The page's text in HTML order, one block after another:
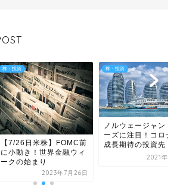
株・投資
【7/26日米株】FOMC前
に小動き！世界金融ウィ
ークの始まり
2023年7月26日
株・投資
ノルウェージャン・
ーズに注目！コロナ
成長期待の投資先
2021年8